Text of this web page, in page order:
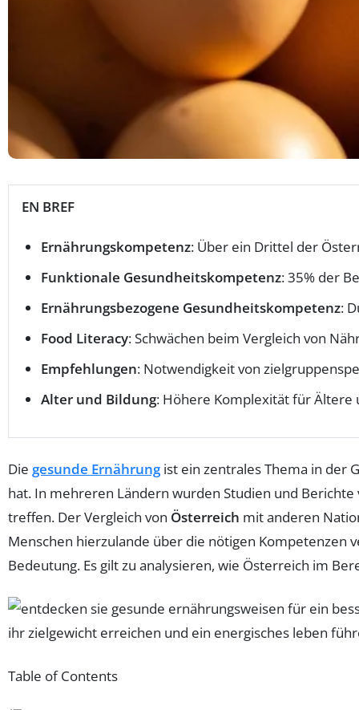
EN BREF
Ernährungskompetenz: Über ein Drittel der
Funktionale Gesundheitskompetenz: 35% der
Ernährungsbezogene Gesundheitskompetenz:
Food Literacy: Schwächen beim Vergleich von
Empfehlungen: Notwendigkeit von
Alter und Bildung: Höhere Komplexität für Ältere
Die gesunde Ernährungist ein zentrales Thema in der
hat. In mehreren Ländern wurden Studien und
treffen. Der Vergleich von Österreich mit anderen
Menschen hierzulande über die nötigen Kompetenzen
Bedeutung. Es gilt zu analysieren, wie Österreich im
Table of Contents